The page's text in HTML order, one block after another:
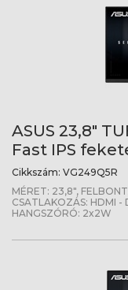
ASUS 23,8"
Fast IPS
Cikkszám: VG249Q5R
MÉRET: 23,8",
CSATLAKOZÁS: HDMI -
HANGSZÓRÓ: 2x2W